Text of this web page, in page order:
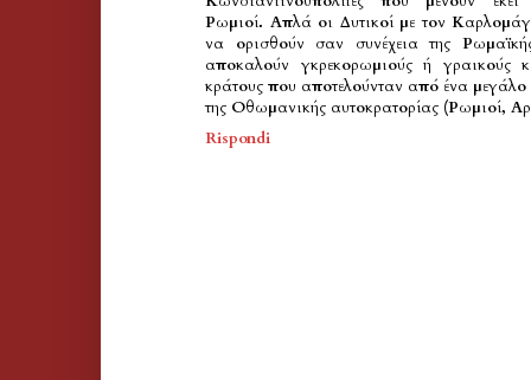
Ρωμιοί. Απλά οι Δυτικοί με τον
να ορισθούν σαν συνέχεια της
αποκαλούν γκρεκορωμιούς ή γραικούς
κράτους που αποτελούνταν από ένα μεγάλο
της Οθωμανικής αυτοκρατορίας (Ρωμιοί,
Rispondi